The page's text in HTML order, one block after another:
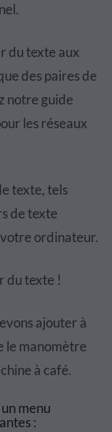
du texte aux
des paires de
notre guide
les réseaux
texte, tels
de texte
ordinateur.
du texte !
ajouter à
le manomètre
à café.
menu
: